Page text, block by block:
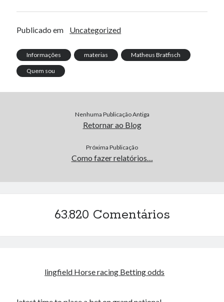
Publicado em Uncategorized
Informações materias Matheus Bratfisch
Quem sou
Nenhuma Publicação Antiga
Retornar ao Blog
Próxima Publicação
Como fazer relatórios…
63.820 Comentários
lingfield Horse racing Betting odds​